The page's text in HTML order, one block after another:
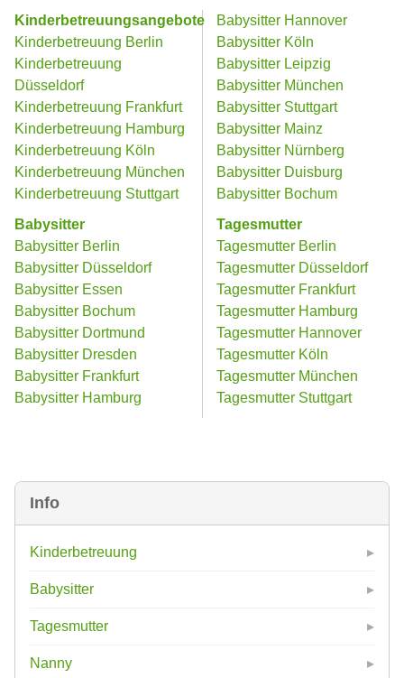
Info
Kinderbetreuung
Babysitter
Tagesmutter
Nanny
Kinderbetreuungsangebote
Kinderbetreuung Berlin
Kinderbetreuung
Düsseldorf
Kinderbetreuung Frankfurt
Kinderbetreuung Hamburg
Kinderbetreuung Köln
Kinderbetreuung München
Kinderbetreuung Stuttgart
Babysitter
Babysitter Berlin
Babysitter Düsseldorf
Babysitter Essen
Babysitter Bochum
Babysitter Dortmund
Babysitter Dresden
Babysitter Frankfurt
Babysitter Hamburg
Babysitter Hannover
Babysitter Köln
Babysitter Leipzig
Babysitter München
Babysitter Stuttgart
Babysitter Mainz
Babysitter Nürnberg
Babysitter Duisburg
Babysitter Bochum
Tagesmutter
Tagesmutter Berlin
Tagesmutter Düsseldorf
Tagesmutter Frankfurt
Tagesmutter Hamburg
Tagesmutter Hannover
Tagesmutter Köln
Tagesmutter München
Tagesmutter Stuttgart